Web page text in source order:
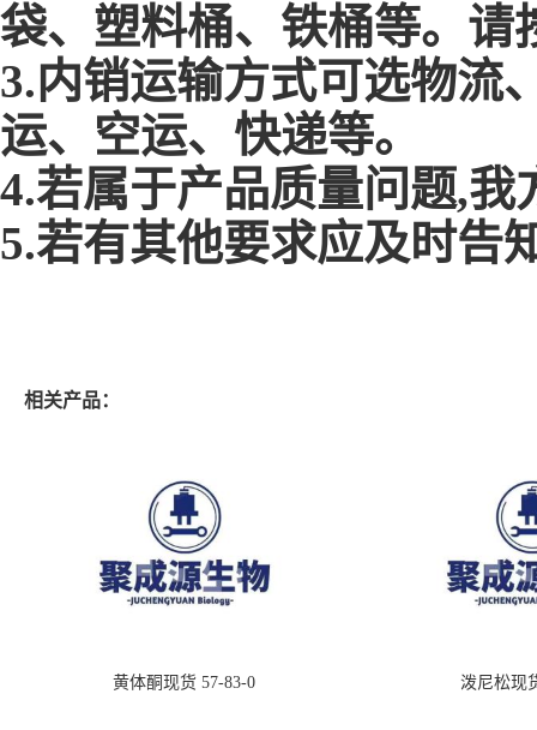
袋、塑料桶、铁桶等。请
3.内销运输方式可选物流
运、空运、快递等。
4.若属于产品质量问题,
5.若有其他要求应及时告
相关产品：
黄体酮现货 57-83-0 泼尼松现